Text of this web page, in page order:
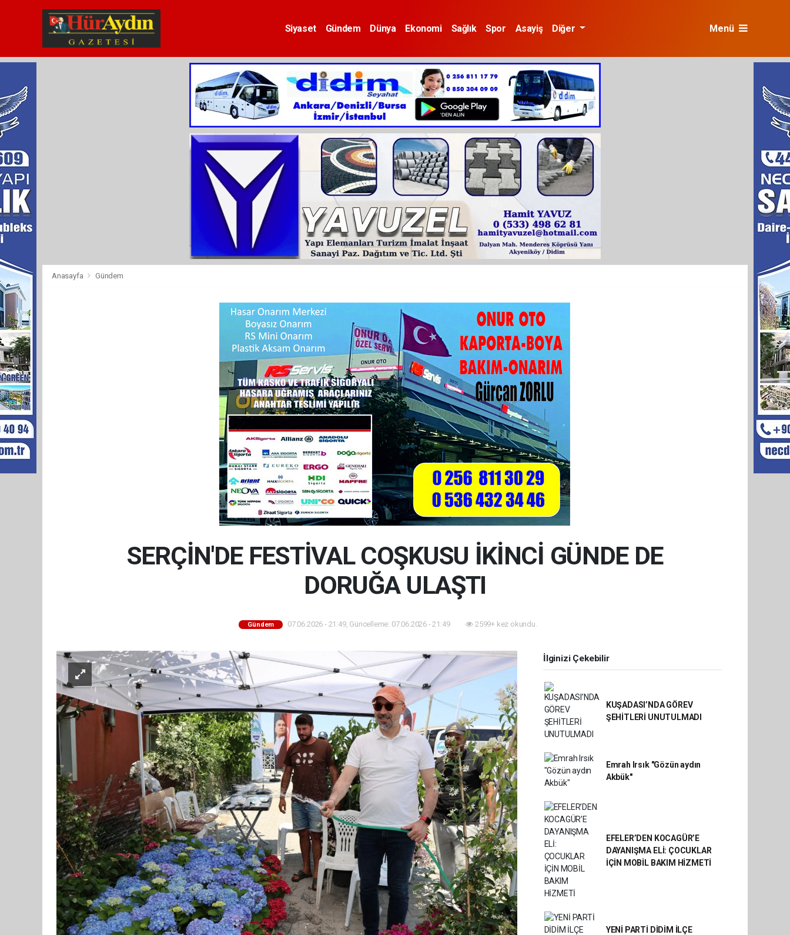
Siyaset Gündem Dünya Ekonomi Sağlık Spor Asayiş Diğer Menü
Anasayfa Gündem
SERÇİN'DE FESTİVAL COŞKUSU İKİNCİ GÜNDE DE
DORUĞA ULAŞTI
Gündem 07.06.2026 - 21:49, Güncelleme: 07.06.2026 - 21:49 2599+ kez okundu.
İlginizi Çekebilir
KUŞADASI’NDA GÖREV
ŞEHİTLERİ UNUTULMADI
Emrah Irsık "Gözün aydın
Akbük"
EFELER’DEN KOCAGÜR’E
DAYANIŞMA ELİ: ÇOCUKLAR
İÇİN MOBİL BAKIM HİZMETİ
YENİ PARTİ DİDİM İLÇE